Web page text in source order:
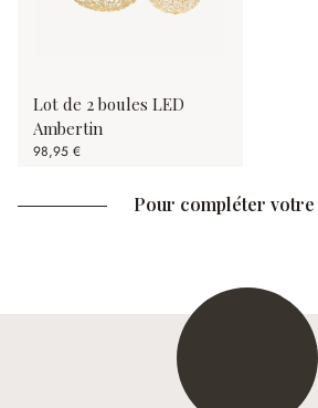
Lot de 2 boules LED
Ambertin
98,95 €
Pour compléter votre